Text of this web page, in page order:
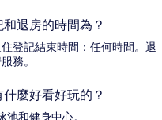
退房的時間為？
登記結束時間：任何時間。退
務。
麼好看好玩的？
和健身中心。